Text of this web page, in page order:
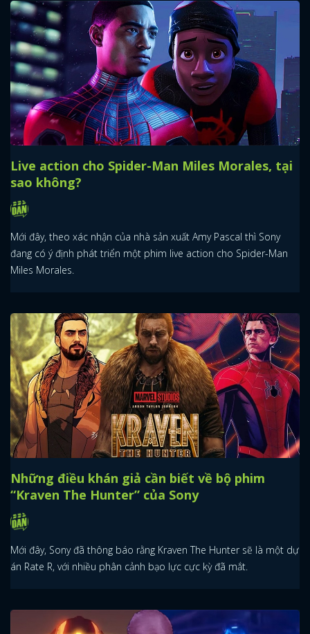
Live action cho Spider-Man Miles Morales, tại
sao không?
Mới đây, theo xác nhận của nhà sản xuất Amy Pascal thì Sony
đang có ý định phát triển một phim live action cho Spider-Man
Miles Morales.
Những điều khán giả cần biết về bộ phim
“Kraven The Hunter” của Sony
Mới đây, Sony đã thông báo rằng Kraven The Hunter sẽ là một dự
án Rate R, với nhiều phân cảnh bạo lực cực kỳ đã mắt.